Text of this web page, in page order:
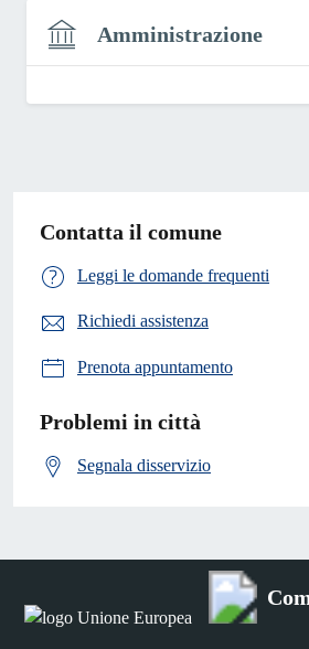
Amministrazione
Contatta il comune
Leggi le domande frequenti
Richiedi assistenza
Prenota appuntamento
Problemi in città
Segnala disservizio